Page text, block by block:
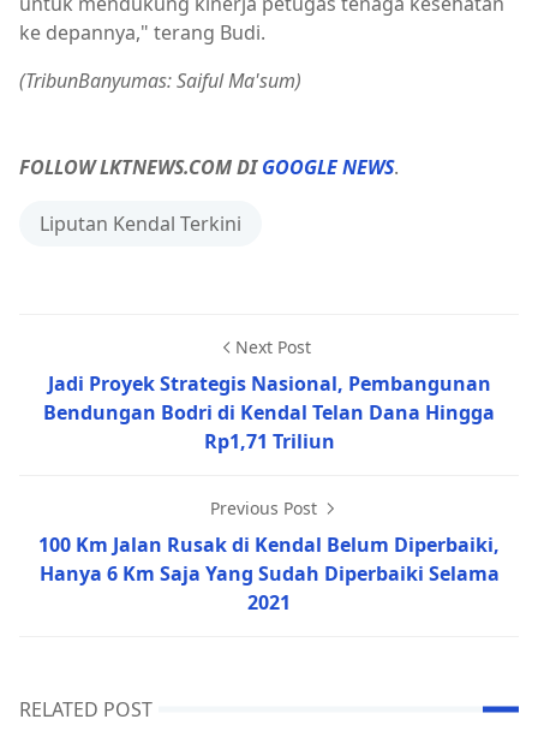
ke depannya," terang Budi.
(TribunBanyumas: Saiful Ma'sum)
FOLLOW LKTNEWS.COM DIGOOGLE NEWS.
Liputan Kendal Terkini
Next Post
Jadi Proyek Strategis Nasional, Pembangunan
Bendungan Bodri di Kendal Telan Dana Hingga
Rp1,71 Triliun
Previous Post
100 Km Jalan Rusak di Kendal Belum Diperbaiki,
Hanya 6 Km Saja Yang Sudah Diperbaiki Selama
2021
RELATED POST